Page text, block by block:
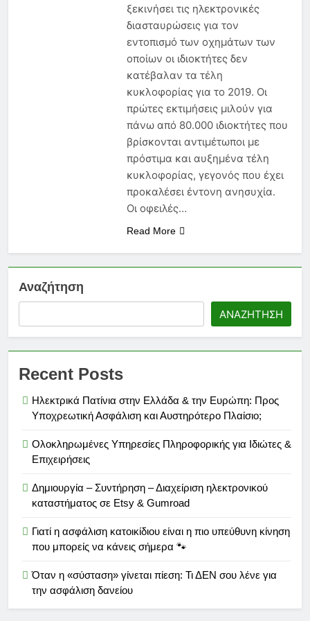
Νέα Εγκύκλιος 2026: Τι Πρέπει
να Γνωρίζει Κάθε
Ασφαλιστικός Πράκτορας
Ασφάλεια Υγείας: Κόστος,
Αντιλήψεις και Προκλήσεις
στην Ελλάδα
6 Μήνες Ago
Ασφάλιση Μεταφερόμενων
Εμπορευμάτων: Η Στρατηγική
Ασπίδα Κάθε Μεταφορικής
Επιχείρησης
6 Μήνες Ago
ξεκινήσει τις ηλεκτρονικές
διασταυρώσεις για τον
εντοπισμό των οχημάτων των
οποίων οι ιδιοκτήτες δεν
κατέβαλαν τα τέλη
κυκλοφορίας για το 2019. Οι
πρώτες εκτιμήσεις μιλούν για
πάνω από 80.000 ιδιοκτήτες που
βρίσκονται αντιμέτωποι με
πρόστιμα και αυξημένα τέλη
κυκλοφορίας, γεγονός που έχει
προκαλέσει έντονη ανησυχία.
Οι οφειλές…
Read More
Αναζήτηση
ΑΝΑΖΉΤΗΣΗ
Recent Posts
Ηλεκτρικά Πατίνια στην Ελλάδα & την Ευρώπη: Προς
Υποχρεωτική Ασφάλιση και Αυστηρότερο Πλαίσιο;
Ολοκληρωμένες Υπηρεσίες Πληροφορικής για Ιδιώτες &
Επιχειρήσεις
Δημιουργία – Συντήρηση – Διαχείριση ηλεκτρονικού
καταστήματος σε Etsy & Gumroad
Γιατί η ασφάλιση κατοικίδιου είναι η πιο υπεύθυνη κίνηση
που μπορείς να κάνεις σήμερα 🐾
Όταν η «σύσταση» γίνεται πίεση: Τι ΔΕΝ σου λένε για
την ασφάλιση δανείου